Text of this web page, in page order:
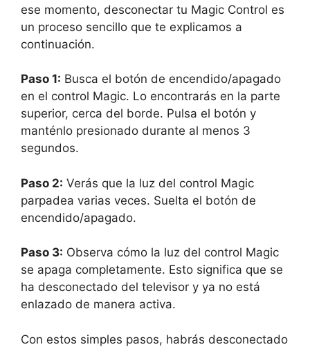
ese momento, desconectar tu Magic Control es
un proceso sencillo que te explicamos a
continuación.
Paso 1: Busca el botón de encendido/apagado
en el control Magic. Lo encontrarás en la parte
superior, cerca del borde. Pulsa el botón y
manténlo presionado durante al menos 3
segundos.
Paso 2: Verás que la luz del control Magic
parpadea varias veces. Suelta el botón de
encendido/apagado.
Paso 3: Observa cómo la luz del control Magic
se apaga completamente. Esto significa que se
ha desconectado del televisor y ya no está
enlazado de manera activa.
Con estos simples pasos, habrás desconectado